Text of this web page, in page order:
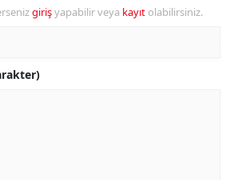
girişyapabilir veya kayıt olabilirsiniz.